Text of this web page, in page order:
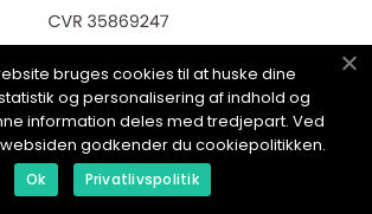
Menu
bruges cookies til at huske dine
og personalisering af indhold og
information deles med tredjepart. Ved
godkender du cookiepolitikken.
Ok Privatlivspolitik